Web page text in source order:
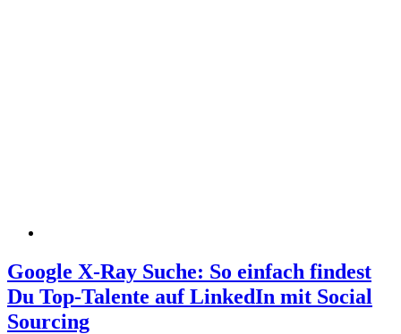
Google X-Ray Suche: So einfach findest
Du Top-Talente auf LinkedIn mit Social
Sourcing